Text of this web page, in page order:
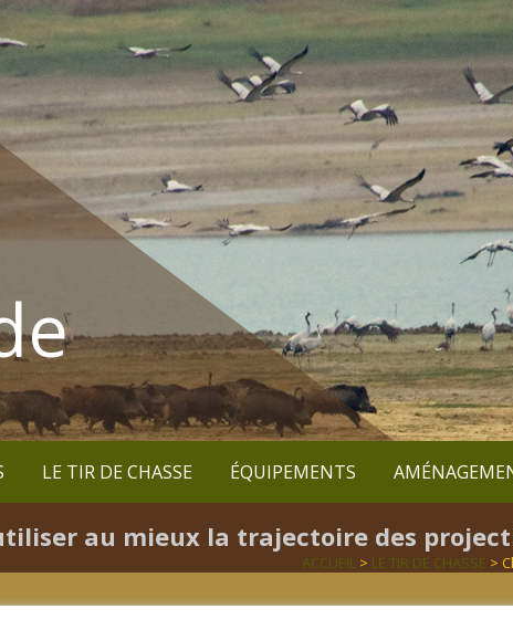
LE TIR DE CHASSE ÉQUIPEMENTS
au mieux la trajectoire des
ACCUEIL > LE TIR DE CHASSE >